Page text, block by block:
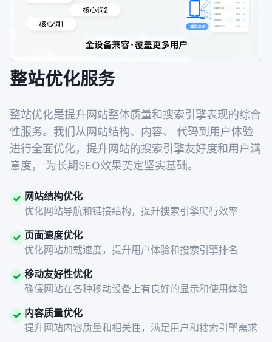
整站优化服务
整站优化是提升网站整体质量和搜索引擎表现的综合
性服务。我们从网站结构、内容、 代码到用户体验
进行全面优化，提升网站的搜索引擎友好度和用户满
意度， 为长期SEO效果奠定坚实基础。
网站结构优化
优化网站导航和链接结构，提升搜索引擎爬行效率
页面速度优化
优化网站加载速度，提升用户体验和搜索引擎排名
移动友好性优化
确保网站在各种移动设备上有良好的显示和使用体验
内容质量优化
提升网站内容质量和相关性，满足用户和搜索引擎需求